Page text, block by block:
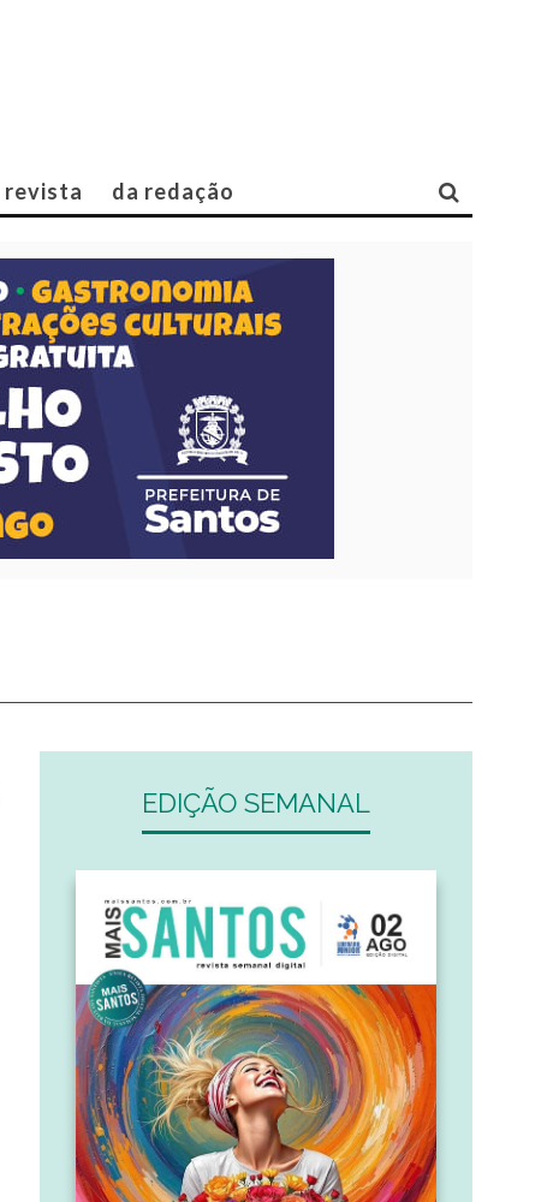
revista da redação
EDIÇÃO SEMANAL